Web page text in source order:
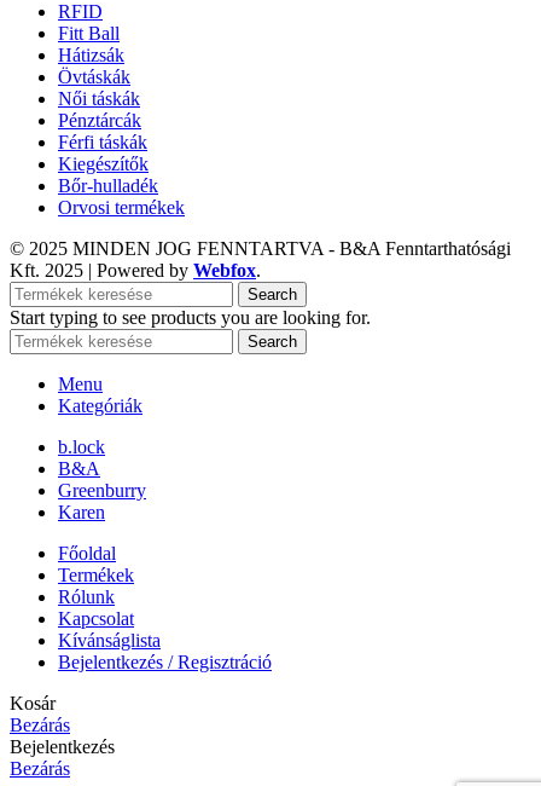
RFID
Fitt Ball
Hátizsák
Övtáskák
Női táskák
Pénztárcák
Férfi táskák
Kiegészítők
Bőr-hulladék
Orvosi termékek
© 2025 MINDEN JOG FENNTARTVA - B&A Fenntarthatósági
Kft. 2025 | Powered by Webfox.
Search
Start typing to see products you are looking for.
Search
Menu
Kategóriák
b.lock
B&A
Greenburry
Karen
Főoldal
Termékek
Rólunk
Kapcsolat
Kívánságlista
Bejelentkezés / Regisztráció
Kosár
Bezárás
Bejelentkezés
Bezárás